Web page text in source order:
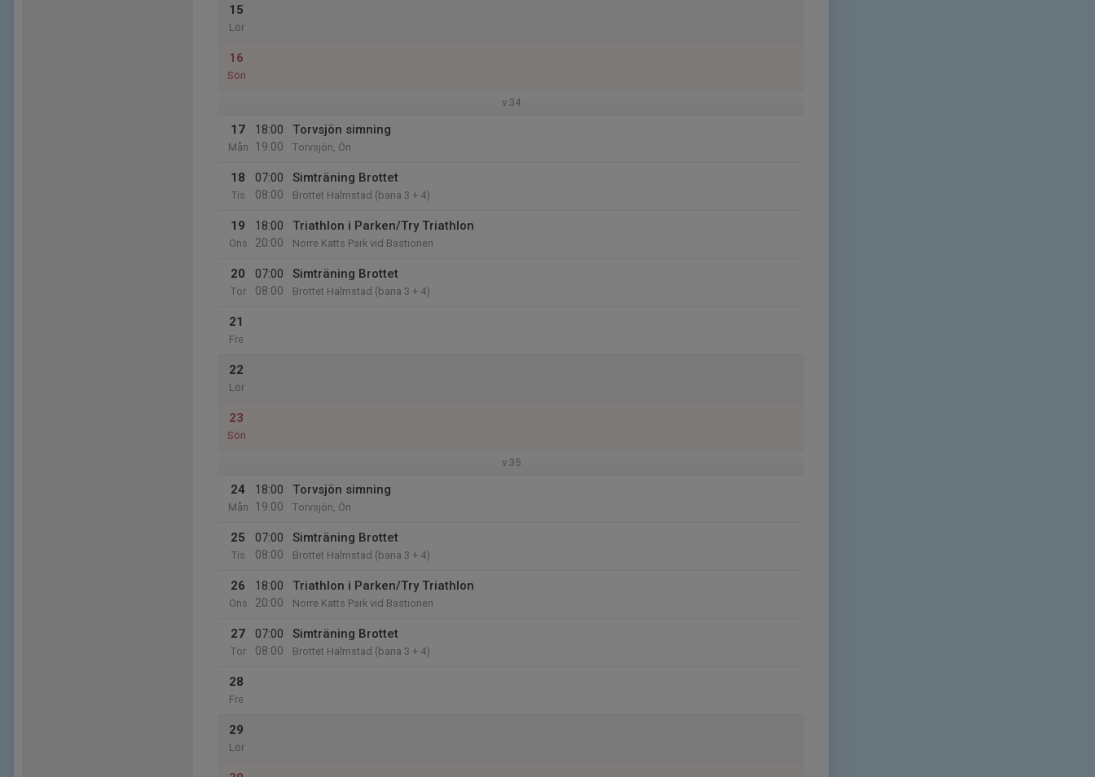
15
Lör
16
Sön
v.34
17
Mån
18:00
19:00
Torvsjön simning
Torvsjön, Ön.
18
Tis
07:00
08:00
Simträning Brottet
Brottet Halmstad (bana 3 + 4)
19
Ons
18:00
20:00
Triathlon i Parken/Try Triathlon
Norre Katts Park vid Bastionen
20
Tor
07:00
08:00
Simträning Brottet
Brottet Halmstad (bana 3 + 4)
21
Fre
22
Lör
23
Sön
v.35
24
Mån
18:00
19:00
Torvsjön simning
Torvsjön, Ön.
25
Tis
07:00
08:00
Simträning Brottet
Brottet Halmstad (bana 3 + 4)
26
Ons
18:00
20:00
Triathlon i Parken/Try Triathlon
Norre Katts Park vid Bastionen
27
Tor
07:00
08:00
Simträning Brottet
Brottet Halmstad (bana 3 + 4)
28
Fre
29
Lör